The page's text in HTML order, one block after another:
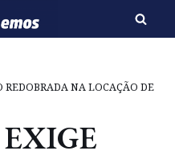
REDOBRADA NA LOCAÇÃO DE